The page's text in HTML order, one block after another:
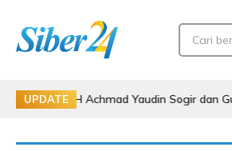
UPDATE
KH Achmad Yaudin Sogir dan Gus